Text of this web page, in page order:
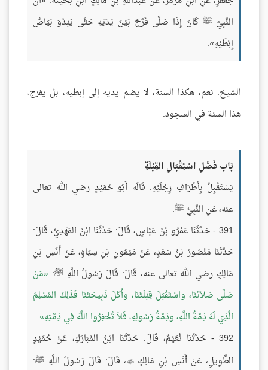
النَّبِيَّ ﷺ كَانَ إِذَا صَلَّى فَرَّجَ بَيْنَ يَدَيْهِ حَتَّى يَبْدُوَ بَيَاضُ
إِبْطَيْهِ».
الشيخ: نعم، هكذا السنة، لا يضم يديه إلى إبطيه، بل يفرج،
هذا السنة في السجود.
بَاب فَضْلِ اسْتِقْبَالِ القِبْلَةِ
يَسْتَقْبِلُ بِأَطْرَافِ رِجْلَيْهِ. قَالَه أَبُو حُمَيْدٍ رضي الله تعالى
عنه، عَنِ النَّبِيِّ ﷺ.
391 - حَدَّثَنَا عَمْرُو بْنُ عَبَّاسٍ، قَالَ: حَدَّثَنَا ابْنُ المَهْدِيِّ، قَالَ:
حَدَّثَنَا مَنْصُورُ بْنُ سَعْدٍ، عَنْ مَيْمُونِ بْنِ سِيَاهٍ، عَنْ أَنَسِ بْنِ
مَالِكٍ رضي الله تعالى عنه، قَالَ: قَالَ رَسُولُ اللَّهِ ﷺ: مَنْ
صَلَّى صَلاَتَنَا، واسْتَقْبَلَ قِبْلَتَنَا، وأَكَلَ ذَبِيحَتَنَا فَذَلِكَ المُسْلِمُ
الَّذِي لَهُ ذِمَّةُ اللَّهِ، وذِمَّةُ رَسُولِهِ، فَلاَ تُخْفِرُوا اللَّهَ فِي ذِمَّتِهِ .
392 - حَدَّثَنَا نُعَيْمٌ، قَالَ: حَدَّثَنَا ابْنُ المُبَارَكِ، عَنْ حُمَيْدٍ
الطَّوِيلِ، عَنْ أَنَسِ بْنِ مَالِكٍ، قَالَ: قَالَ رَسُولُ اللَّهِ ﷺ: